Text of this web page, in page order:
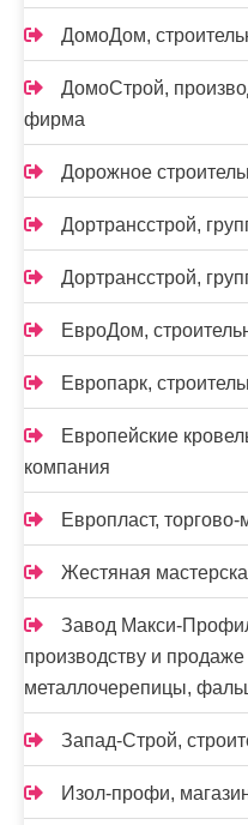
ДомоДом,
ДомоСтрой,
фирма
Дорожное
Дортрансстрой,
Дортрансстрой,
ЕвроДом,
Европарк,
Европейские
компания
Европласт,
Жестяная
Завод Макси-
производству и
металлочерепицы,
Запад-Строй,
Изол-профи,